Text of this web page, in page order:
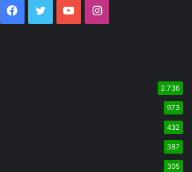
Facebook
TwitterYouTubeInstagram
2.736
973
432
387
305